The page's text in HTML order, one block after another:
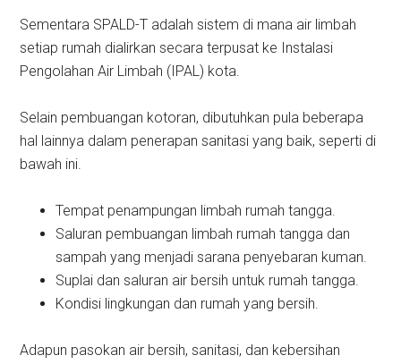
Sementara SPALD-T adalah sistem di mana air limbah
setiap rumah dialirkan secara terpusat ke Instalasi
Pengolahan Air Limbah (IPAL) kota.
Selain pembuangan kotoran, dibutuhkan pula beberapa
hal lainnya dalam penerapan sanitasi yang baik, seperti di
bawah ini.
Tempat penampungan limbah rumah tangga.
Saluran pembuangan limbah rumah tangga dan
sampah yang menjadi sarana penyebaran kuman.
Suplai dan saluran air bersih untuk rumah tangga.
Kondisi lingkungan dan rumah yang bersih.
Adapun pasokan air bersih, sanitasi, dan kebersihan